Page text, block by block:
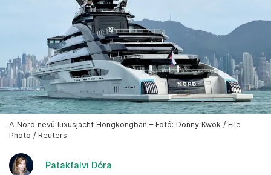
A Nord nevű luxusjacht Hongkongban – Fotó: Donny Kwok / File
Photo / Reuters
Patakfalvi Dóra